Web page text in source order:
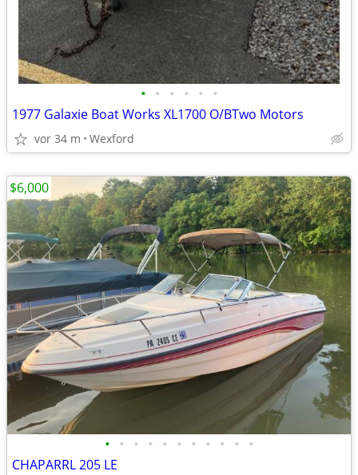
• • • • • •
1977 Galaxie Boat Works XL1700 O/BTwo Motors
vor 34 m Wexford
• • • • • • • • • • •
CHAPARRL 205 LE
$6,000